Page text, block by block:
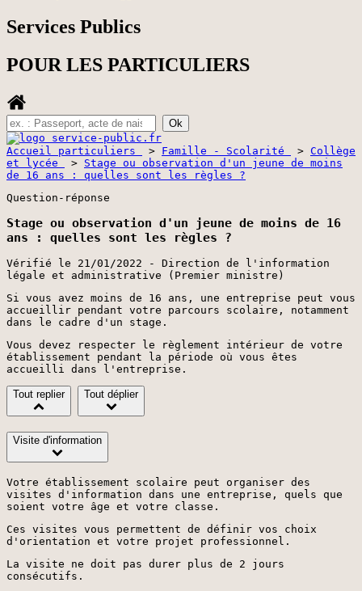
Services Publics
POUR LES PARTICULIERS
Accueil particuliers > Famille - Scolarité > Collège
et lycée
> Stage ou observation d'un jeune de moins
de 16 ans : quelles sont les règles ?
Question-réponse
Stage ou observation d'un jeune de moins de 16
ans : quelles sont les règles ?
Vérifié le 21/01/2022 - Direction de l'information
légale et administrative (Premier ministre)
Si vous avez moins de 16 ans, une entreprise peut vous
accueillir pendant votre parcours scolaire, notamment
dans le cadre d'un stage.
Vous devez respecter le règlement intérieur de votre
établissement pendant la période où vous êtes
accueilli dans l'entreprise.
Tout replier Tout déplier
Visite d'information
Votre établissement scolaire peut organiser des
visites d'information dans une entreprise, quels que
soient votre âge et votre classe.
Ces visites vous permettent de définir vos choix
d'orientation et votre projet professionnel.
La visite ne doit pas durer plus de 2 jours
consécutifs.